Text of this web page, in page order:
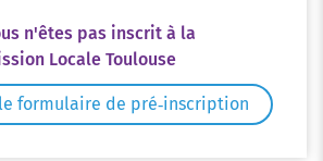
n'êtes pas inscrit à la
Locale Toulouse
formulaire de pré‑inscription